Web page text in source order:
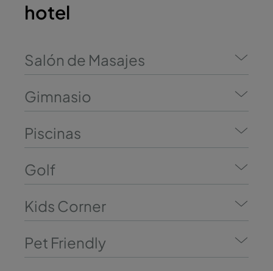
hotel
Salón de Masajes
Gimnasio
Piscinas
Golf
Kids Corner
Pet Friendly